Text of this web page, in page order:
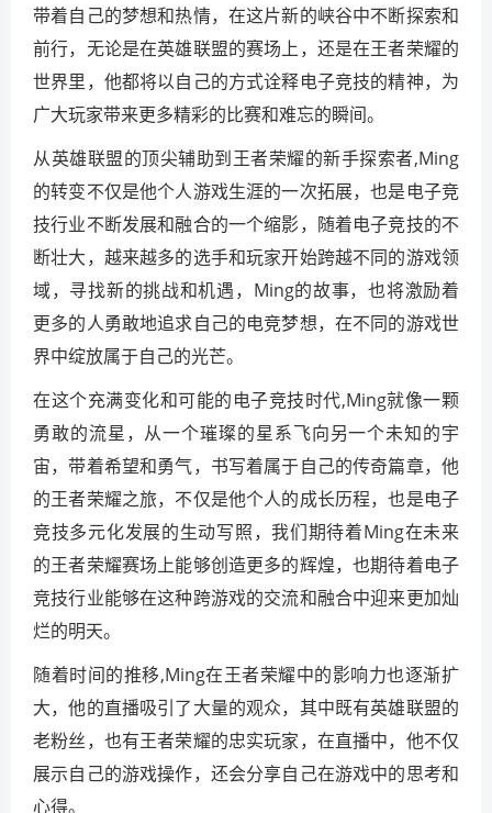
带着自己的梦想和热情，在这片新的峡谷中不断探索和
前行，无论是在英雄联盟的赛场上，还是在王者荣耀的
世界里，他都将以自己的方式诠释电子竞技的精神，为
广大玩家带来更多精彩的比赛和难忘的瞬间。
从英雄联盟的顶尖辅助到王者荣耀的新手探索者,Ming
的转变不仅是他个人游戏生涯的一次拓展，也是电子竞
技行业不断发展和融合的一个缩影，随着电子竞技的不
断壮大，越来越多的选手和玩家开始跨越不同的游戏领
域，寻找新的挑战和机遇，Ming的故事，也将激励着
更多的人勇敢地追求自己的电竞梦想，在不同的游戏世
界中绽放属于自己的光芒。
在这个充满变化和可能的电子竞技时代,Ming就像一颗
勇敢的流星，从一个璀璨的星系飞向另一个未知的宇
宙，带着希望和勇气，书写着属于自己的传奇篇章，他
的王者荣耀之旅，不仅是他个人的成长历程，也是电子
竞技多元化发展的生动写照，我们期待着Ming在未来
的王者荣耀赛场上能够创造更多的辉煌，也期待着电子
竞技行业能够在这种跨游戏的交流和融合中迎来更加灿
烂的明天。
随着时间的推移,Ming在王者荣耀中的影响力也逐渐扩
大，他的直播吸引了大量的观众，其中既有英雄联盟的
老粉丝，也有王者荣耀的忠实玩家，在直播中，他不仅
展示自己的游戏操作，还会分享自己在游戏中的思考和
心得。